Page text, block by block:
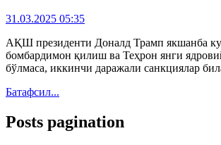
31.03.2025 05:35
АҚШ президенти Доналд Трамп якшанба
бомбардимон қилиш ва Теҳрон янги
бўлмаса, иккинчи даражали санкциялар
Батафсил...
Posts pagination